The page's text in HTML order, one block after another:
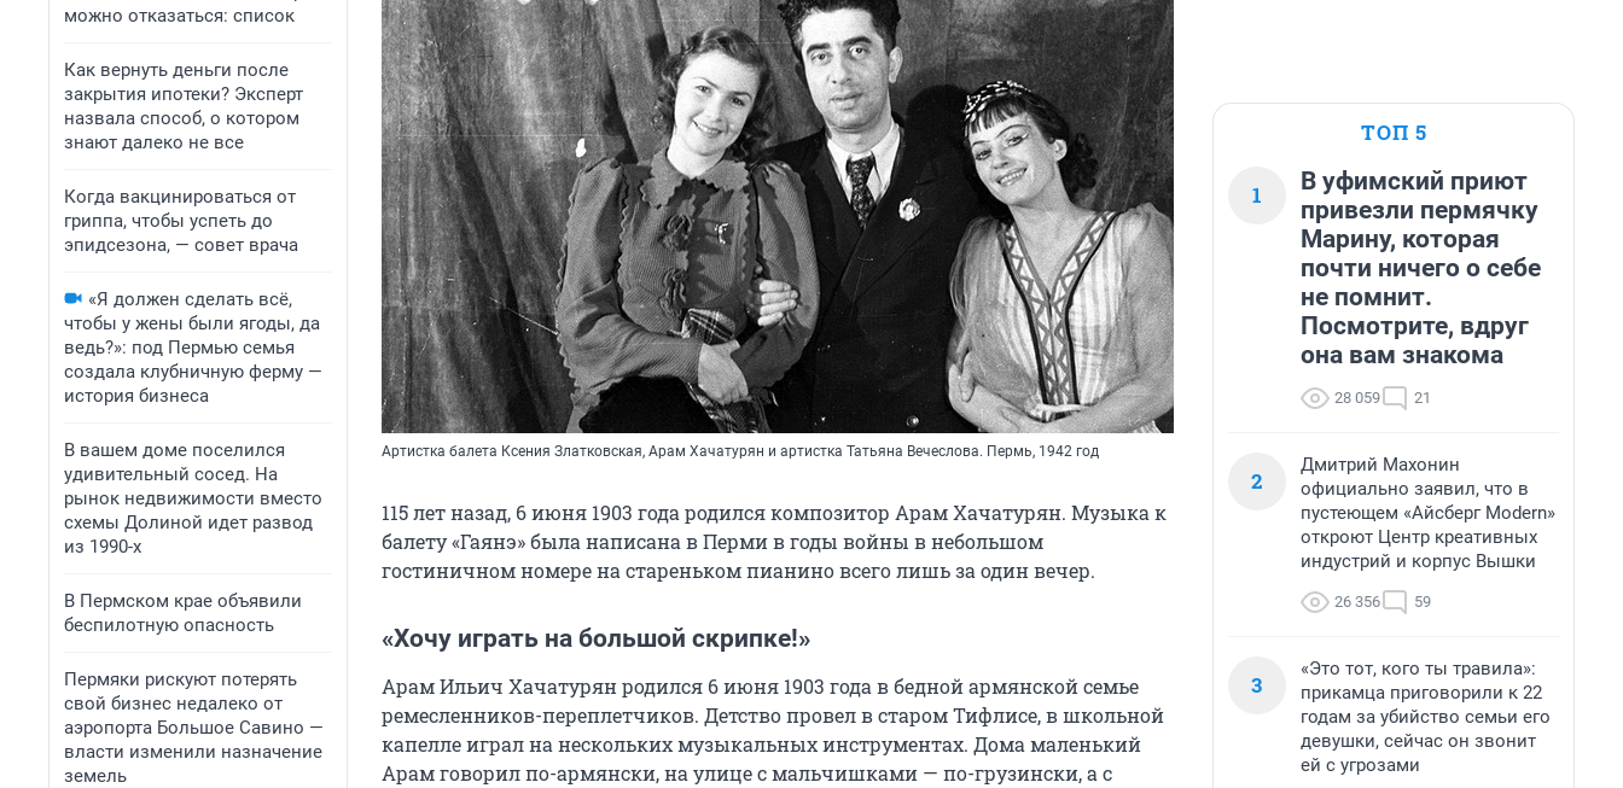
можно отказаться: список
Как вернуть деньги после
закрытия ипотеки? Эксперт
назвала способ, о котором
знают далеко не все
Когда вакцинироваться от
гриппа, чтобы успеть до
эпидсезона, — совет врача
«Я должен сделать всё,
чтобы у жены были ягоды, да
ведь?»: под Пермью семья
создала клубничную ферму —
история бизнеса
В вашем доме поселился
удивительный сосед. На
рынок недвижимости вместо
схемы Долиной идет развод
из 1990-х
В Пермском крае объявили
беспилотную опасность
Пермяки рискуют потерять
свой бизнес недалеко от
аэропорта Большое Савино —
власти изменили назначение
земель
Артистка балета Ксения Златковская, Арам Хачатурян и артистка Татьяна Вечеслова. Пермь, 1942 год
115 лет назад, 6 июня 1903 года родился композитор Арам Хачатурян. Музыка к
балету «Гаянэ» была написана в Перми в годы войны в небольшом
гостиничном номере на стареньком пианино всего лишь за один вечер.
«Хочу играть на большой скрипке!»
Арам Ильич Хачатурян родился 6 июня 1903 года в бедной армянской семье
ремесленников-переплетчиков. Детство провел в старом Тифлисе, в школьной
капелле играл на нескольких музыкальных инструментах. Дома маленький
Арам говорил по-армянски, на улице с мальчишками — по-грузински, а с
ТОП 5
1
В уфимский приют
привезли пермячку
Марину, которая
почти ничего о себе
не помнит.
Посмотрите, вдруг
она вам знакома
28 059 21
2
Дмитрий Махонин
официально заявил, что в
пустеющем «Айсберг Modern»
откроют Центр креативных
индустрий и корпус Вышки
26 356 59
3
«Это тот, кого ты травила»:
прикамца приговорили к 22
годам за убийство семьи его
девушки, сейчас он звонит
ей с угрозами